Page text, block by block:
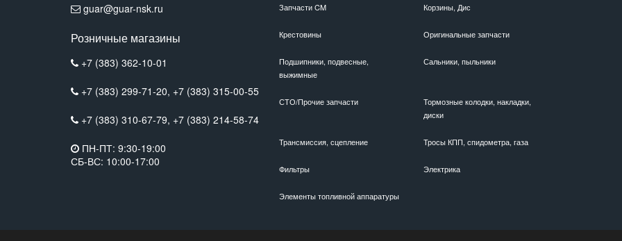
guar@guar-nsk.ru
Розничные магазины
+7 (383) 362-10-01
+7 (383) 299-71-20, +7 (383) 315-00-55
+7 (383) 310-67-79, +7 (383) 214-58-74
ПН-ПТ: 9:30-19:00
СБ-ВС: 10:00-17:00
Запчасти CM Корзины, Дис
Крестовины Оригинальные запчасти
Подшипники, подвесные,
выжимные
Сальники, пыльники
СТО/Прочие запчасти
Тормозные колодки, накладки,
диски
Трансмиссия, сцепление Тросы КПП, спидометра, газа
Фильтры Электрика
Элементы топливной аппаратуры